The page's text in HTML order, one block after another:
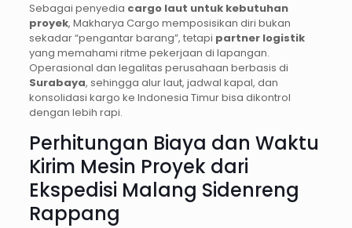
Sebagai penyedia cargo laut untuk kebutuhan
proyek, Makharya Cargo memposisikan diri bukan
sekadar “pengantar barang”, tetapi partner logistik
yang memahami ritme pekerjaan di lapangan.
Operasional dan legalitas perusahaan berbasis di
Surabaya, sehingga alur laut, jadwal kapal, dan
konsolidasi kargo ke Indonesia Timur bisa dikontrol
dengan lebih rapi.
Perhitungan Biaya dan Waktu
Kirim Mesin Proyek dari
Ekspedisi Malang Sidenreng
Rappang